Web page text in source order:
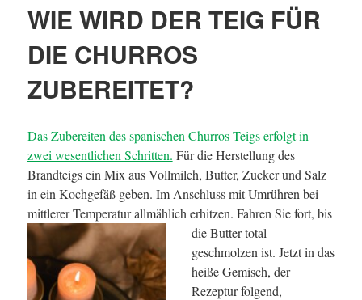
WIE WIRD DER TEIG FÜR
DIE CHURROS
ZUBEREITET?
Das Zubereiten des spanischen Churros Teigs erfolgt in
zwei wesentlichen Schritten. Für die Herstellung des
Brandteigs ein Mix aus Vollmilch, Butter, Zucker und Salz
in ein Kochgefäß geben. Im Anschluss mit Umrühren bei
mittlerer Temperatur allmählich erhitzen. Fahren Sie fort, bis
die Butter total
geschmolzen ist. Jetzt in das
heiße Gemisch, der
Rezeptur folgend,